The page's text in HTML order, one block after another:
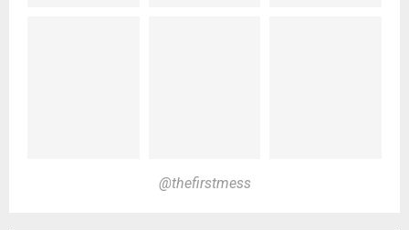
@thefirstmess